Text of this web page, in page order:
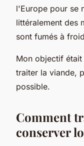
l'Europe pour se
littéralement des
sont fumés à
Mon objectif
traiter la viande,
possible.
Comment
conserver